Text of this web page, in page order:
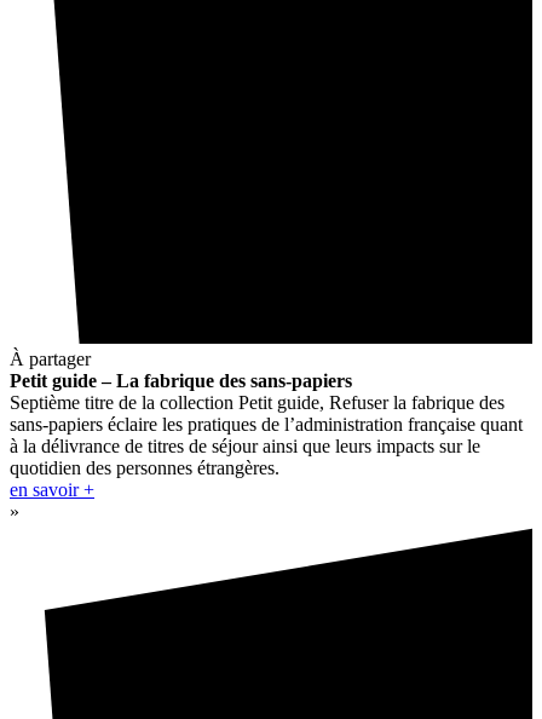
À partager
Petit guide – La fabrique des sans-papiers
Septième titre de la collection Petit guide, Refuser la fabrique des
sans-papiers éclaire les pratiques de l’administration française quant
à la délivrance de titres de séjour ainsi que leurs impacts sur le
quotidien des personnes étrangères.
en savoir +
»